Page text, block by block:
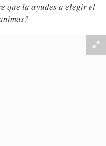
que la ayudes a elegir el